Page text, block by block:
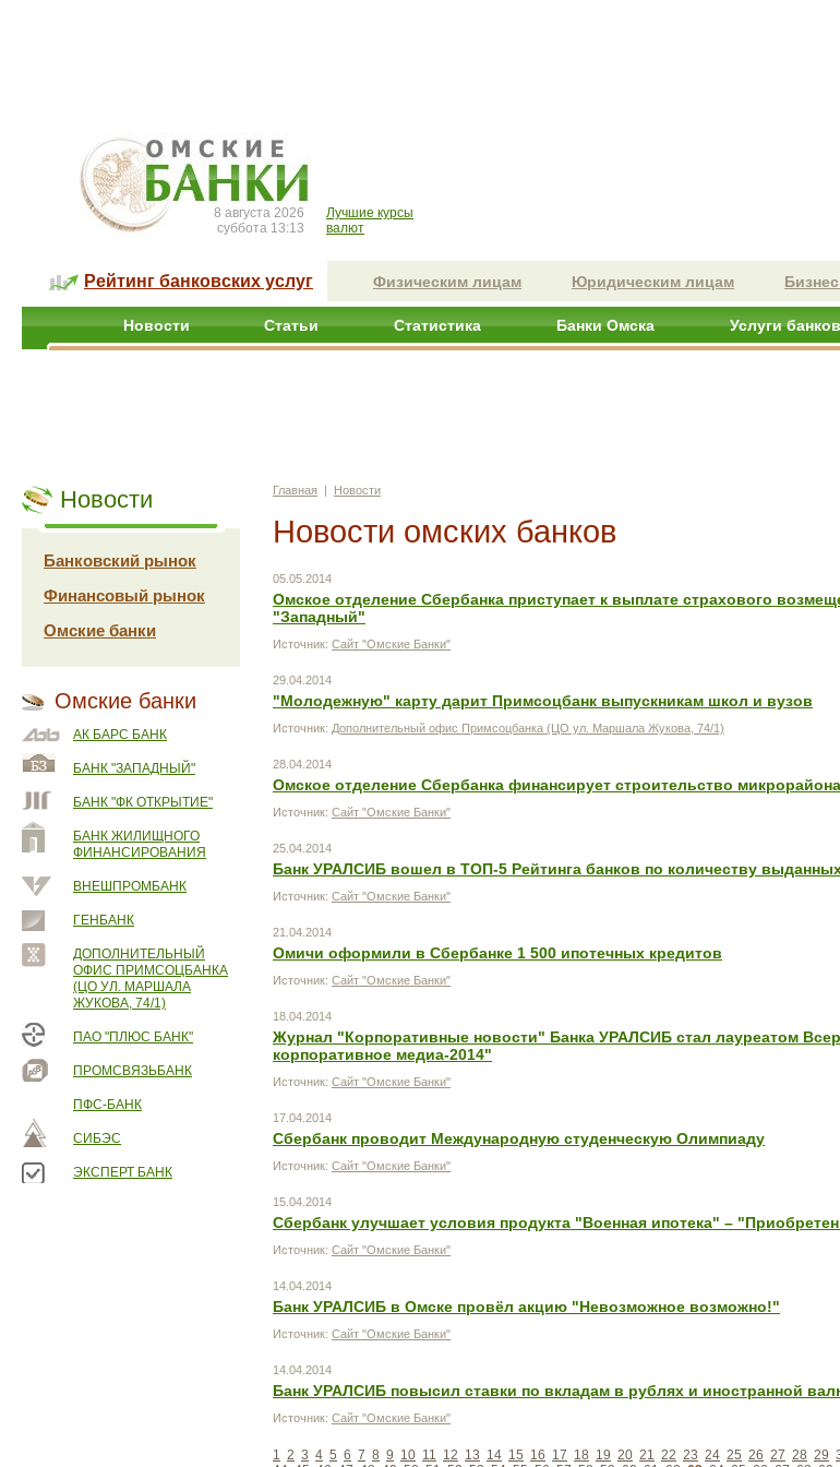
8 августа 2026
суббота 13:13
Лучшие курсы
валют
Рейтинг банковских услуг Физическим лицам Юридическим лицам
Новости Статьи Статистика Банки Омска Услуги банков
Новости
Банковский рынок
Финансовый рынок
Омские банки
Омские банки
АК БАРС БАНК
БАНК "ЗАПАДНЫЙ"
БАНК "ФК ОТКРЫТИЕ"
БАНК ЖИЛИЩНОГО
ФИНАНСИРОВАНИЯ
ВНЕШПРОМБАНК
ГЕНБАНК
ДОПОЛНИТЕЛЬНЫЙ
ОФИС ПРИМСОЦБАНКА
(ЦО УЛ. МАРШАЛА
ЖУКОВА, 74/1)
ПАО "ПЛЮС БАНК"
ПРОМСВЯЗЬБАНК
ПФС-БАНК
СИБЭС
ЭКСПЕРТ БАНК
Главная | Новости
Новости омских банков
05.05.2014
Омское отделение Сбербанка приступает к выплате страхового
"Западный"
Источник: Сайт "Омские Банки"
29.04.2014
"Молодежную" карту дарит Примсоцбанк выпускникам школ и вузов
Источник: Дополнительный офис Примсоцбанка (ЦО ул. Маршала Жукова, 74/1)
28.04.2014
Омское отделение Сбербанка финансирует строительство
Источник: Сайт "Омские Банки"
25.04.2014
Банк УРАЛСИБ вошел в ТОП-5 Рейтинга банков по количеству
Источник: Сайт "Омские Банки"
21.04.2014
Омичи оформили в Сбербанке 1 500 ипотечных кредитов
Источник: Сайт "Омские Банки"
18.04.2014
Журнал "Корпоративные новости" Банка УРАЛСИБ стал лауреатом
корпоративное медиа-2014"
Источник: Сайт "Омские Банки"
17.04.2014
Сбербанк проводит Международную студенческую Олимпиаду
Источник: Сайт "Омские Банки"
15.04.2014
Сбербанк улучшает условия продукта "Военная ипотека" –
Источник: Сайт "Омские Банки"
14.04.2014
Банк УРАЛСИБ в Омске провёл акцию "Невозможное возможно!"
Источник: Сайт "Омские Банки"
14.04.2014
Банк УРАЛСИБ повысил ставки по вкладам в рублях и иностранной
Источник: Сайт "Омские Банки"
1 2 3 4 5 6 7 8 9 10 11 12 13 14 15 16 17 18 19 20 21 22 23 24 25 26 27 28 29